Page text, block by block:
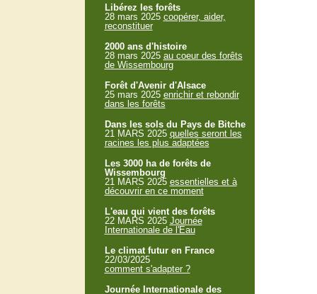
Libérez les forêts
28 mars 2025 coopérer, aider,
reconstituer
2000 ans d'histoire
28 mars 2025 au coeur des forêts
de Wissembourg
Forêt d'Avenir d'Alsace
25 mars 2025 enrichir et rebondir
dans les forêts
Dans les sols du Pays de Bitche
21 MARS 2025 quelles seront les
racines les plus adaptées
Les 3000 ha de forêts de
Wissembourg
21 MARS 2025 essentielles et à
découvrir en ce moment
L'eau qui vient des forêts
22 MARS 2025 Journée
Internationale de l'Eau
Le climat futur en France
22/03/2025
comment s'adapter ?
Journée Internationale des